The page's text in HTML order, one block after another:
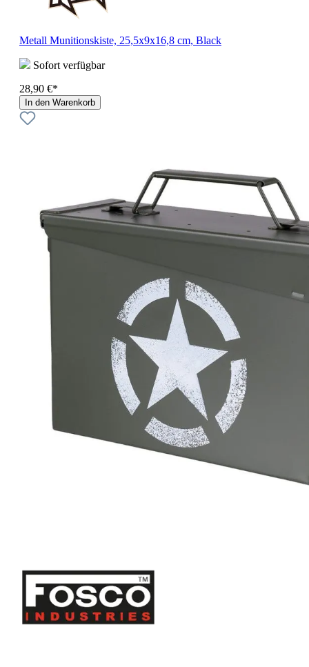
Metall Munitionskiste, 25,5x9x16,8 cm, Black
Sofort verfügbar
28,90 €*
In den Warenkorb